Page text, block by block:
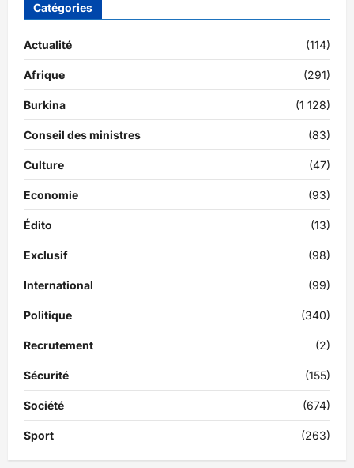
Catégories
Actualité (114)
Afrique (291)
Burkina (1 128)
Conseil des ministres (83)
Culture (47)
Economie (93)
Édito (13)
Exclusif (98)
International (99)
Politique (340)
Recrutement (2)
Sécurité (155)
Société (674)
Sport (263)